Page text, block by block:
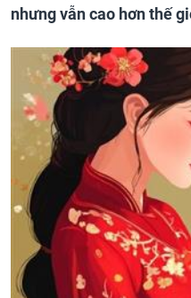
nhưng vẫn cao hơn thế